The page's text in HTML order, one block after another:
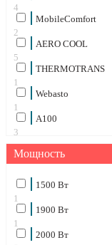
4
MobileComfort
2
AERO COOL
5
THERMOTRANS
1
Webasto
1
А100
3
Мощность
1500 Вт
1
1900 Вт
1
2000 Вт